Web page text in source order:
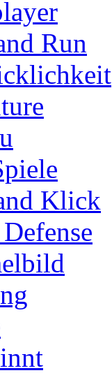
Run
Klick